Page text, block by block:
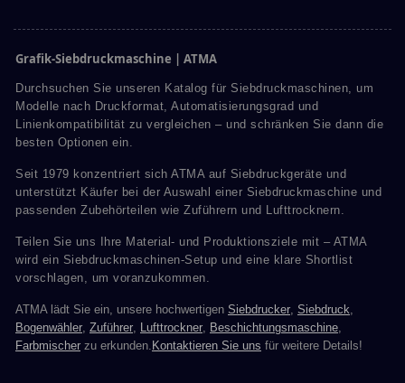
Grafik-Siebdruckmaschine | ATMA
Durchsuchen Sie unseren Katalog für Siebdruckmaschinen, um
Modelle nach Druckformat, Automatisierungsgrad und
Linienkompatibilität zu vergleichen – und schränken Sie dann die
besten Optionen ein.
Seit 1979 konzentriert sich ATMA auf Siebdruckgeräte und
unterstützt Käufer bei der Auswahl einer Siebdruckmaschine und
passenden Zubehörteilen wie Zuführern und Lufttrocknern.
Teilen Sie uns Ihre Material- und Produktionsziele mit – ATMA
wird ein Siebdruckmaschinen-Setup und eine klare Shortlist
vorschlagen, um voranzukommen.
ATMA lädt Sie ein, unsere hochwertigen Siebdrucker, Siebdruck,
Bogenwähler, Zuführer, Lufttrockner, Beschichtungsmaschine,
Farbmischer zu erkunden. Kontaktieren Sie uns für weitere Details!